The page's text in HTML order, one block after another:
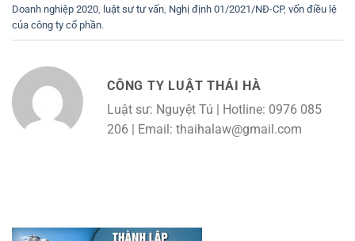
Doanh nghiệp 2020 luật sư tư vấn Nghị định 01/2021/NĐ-CP, vốn điều lệ
của công ty cổ phần.
CÔNG TY LUẬT THÁI HÀ
Luật sư: Nguyệt Tú | Hotline: 0976 085
206 | Email: thaihalaw@gmail.com